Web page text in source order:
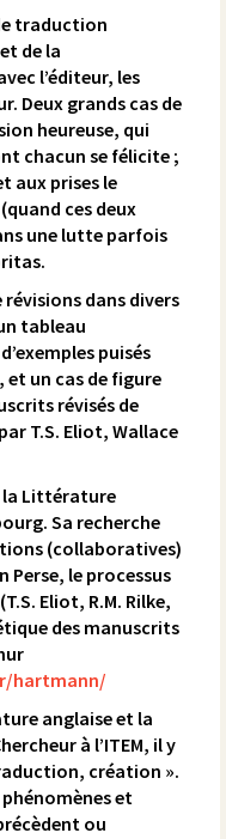
traduction
de la
l’éditeur, les
Deux grands cas de
heureuse, qui
chacun se félicite ;
aux prises le
ces deux
une lutte parfois
révisions dans divers
tableau
puisés
et un cas de figure
révisés de
T.S. Eliot, Wallace
la Littérature
Sa recherche
(collaboratives)
Perse, le processus
Eliot, R.M. Rilke,
des manuscrits
hartmann/
anglaise et la
à l’ITEM, il y
création ».
et
ou